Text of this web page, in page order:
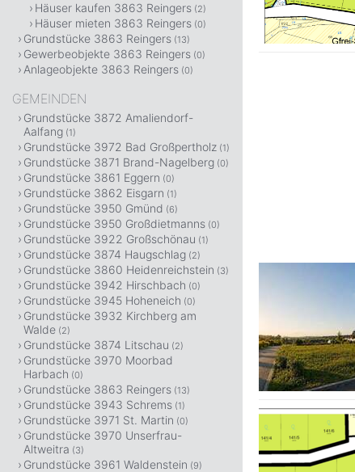
Häuser kaufen 3863 Reingers (2)
Häuser mieten 3863 Reingers (0)
Grundstücke 3863 Reingers (13)
Gewerbeobjekte 3863 Reingers (0)
Anlageobjekte 3863 Reingers (0)
GEMEINDEN
Grundstücke 3872 Amaliendorf-
Aalfang (1)
Grundstücke 3972 Bad Großpertholz (1)
Grundstücke 3871 Brand-Nagelberg (0)
Grundstücke 3861 Eggern (0)
Grundstücke 3862 Eisgarn (1)
Grundstücke 3950 Gmünd (6)
Grundstücke 3950 Großdietmanns (0)
Grundstücke 3922 Großschönau (1)
Grundstücke 3874 Haugschlag (2)
Grundstücke 3860 Heidenreichstein (3)
Grundstücke 3942 Hirschbach (0)
Grundstücke 3945 Hoheneich (0)
Grundstücke 3932 Kirchberg am
Walde (2)
Grundstücke 3874 Litschau (2)
Grundstücke 3970 Moorbad
Harbach (0)
Grundstücke 3863 Reingers (13)
Grundstücke 3943 Schrems (1)
Grundstücke 3971 St. Martin (0)
Grundstücke 3970 Unserfrau-
Altweitra (3)
Grundstücke 3961 Waldenstein (9)